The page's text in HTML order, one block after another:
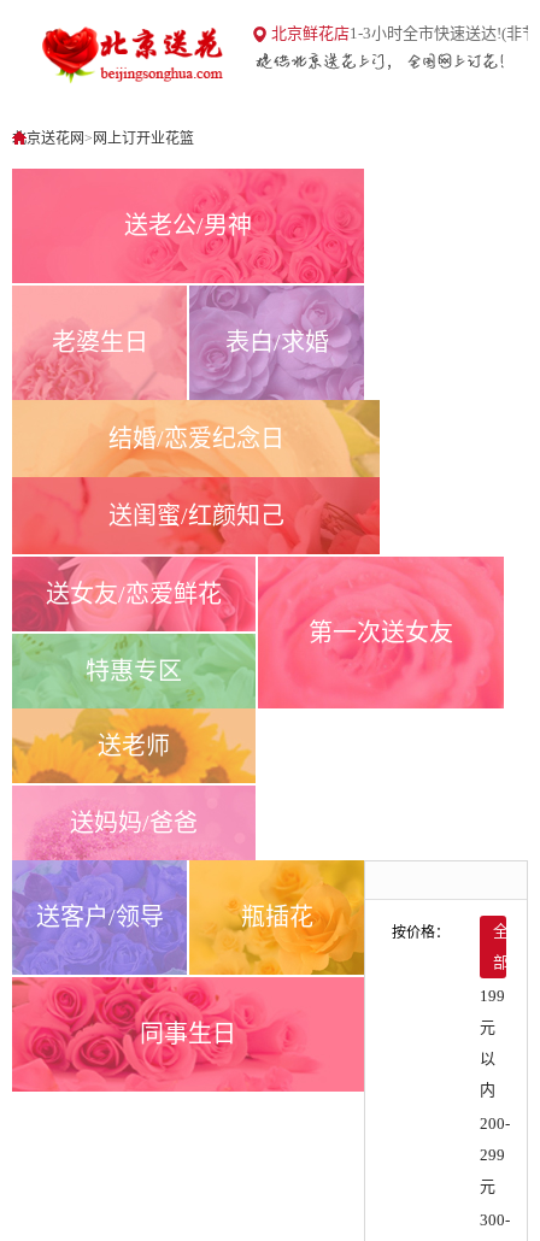
北京送花网
北京鲜花店1-3小时全市快速送达!(非
北京送花网> 网上订开业花篮
送老公/男神
老婆生日 表白/求婚
结婚/恋爱纪念日
送闺蜜/红颜知己
送女友/恋爱鲜花
特惠专区
第一次送女友
送老师
送妈妈/爸爸
送客户/领导 瓶插花
同事生日
按价格：
全
部
199
元
以
内
200-
299
元
300-